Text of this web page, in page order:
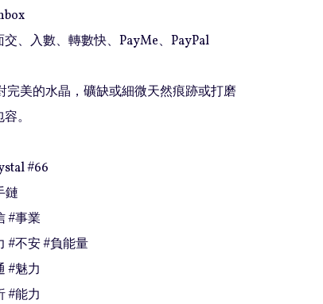
、入數、轉數快、PayMe、PayPal
完美的水晶，礦缺或細微天然痕跡或打磨
。
#66
鏈
#事業
#不安 #負能量
#魅力
#能力